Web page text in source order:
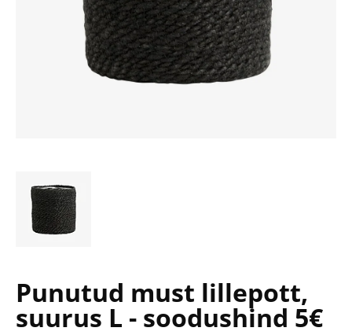
Punutud must lillepott,
suurus L - soodushind 5€